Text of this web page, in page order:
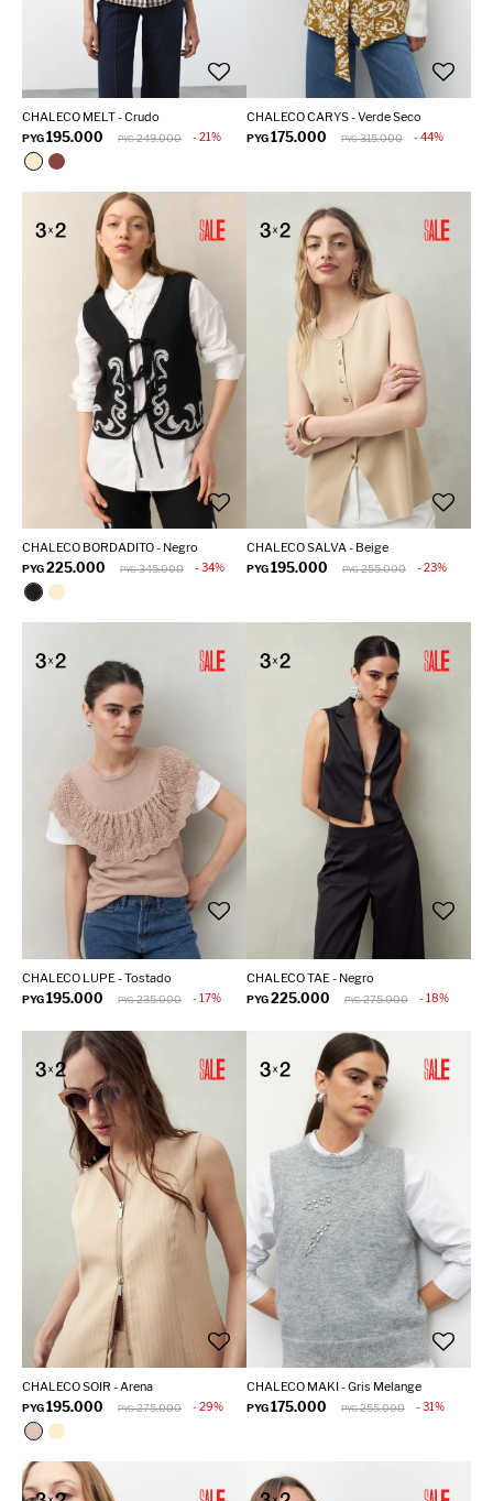
CHALECO MELT - Crudo
PYG195.000 PYG 249.000 21
CHALECO CARYS - Verde Seco
PYG175.000 PYG 315.000 44
CHALECO BORDADITO - Negro
PYG225.000 PYG 345.000 34
CHALECO SALVA - Beige
PYG195.000 PYG 255.000 23
CHALECO LUPE - Tostado
PYG195.000 PYG 235.000 17
CHALECO TAE - Negro
PYG225.000 PYG 275.000 18
CHALECO SOIR - Arena
PYG195.000 PYG 275.000 29
CHALECO MAKI - Gris Melange
PYG175.000 PYG 255.000 31